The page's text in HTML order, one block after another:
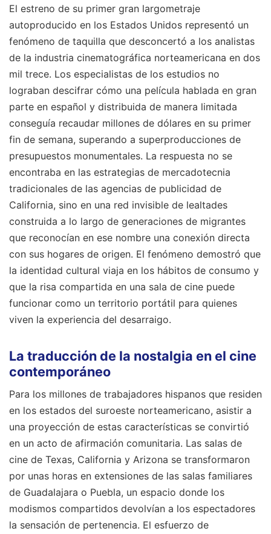
El estreno de su primer gran largometraje
autoproducido en los Estados Unidos representó un
fenómeno de taquilla que desconcertó a los analistas
de la industria cinematográfica norteamericana en dos
mil trece. Los especialistas de los estudios no
lograban descifrar cómo una película hablada en gran
parte en español y distribuida de manera limitada
conseguía recaudar millones de dólares en su primer
fin de semana, superando a superproducciones de
presupuestos monumentales. La respuesta no se
encontraba en las estrategias de mercadotecnia
tradicionales de las agencias de publicidad de
California, sino en una red invisible de lealtades
construida a lo largo de generaciones de migrantes
que reconocían en ese nombre una conexión directa
con sus hogares de origen. El fenómeno demostró que
la identidad cultural viaja en los hábitos de consumo y
que la risa compartida en una sala de cine puede
funcionar como un territorio portátil para quienes
viven la experiencia del desarraigo.
La traducción de la nostalgia en el cine
contemporáneo
Para los millones de trabajadores hispanos que residen
en los estados del suroeste norteamericano, asistir a
una proyección de estas características se convirtió
en un acto de afirmación comunitaria. Las salas de
cine de Texas, California y Arizona se transformaron
por unas horas en extensiones de las salas familiares
de Guadalajara o Puebla, un espacio donde los
modismos compartidos devolvían a los espectadores
la sensación de pertenencia. El esfuerzo de